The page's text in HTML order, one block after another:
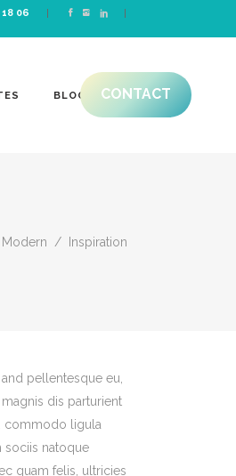
06
BLOG CONTACT
Modern / Inspiration
pellentesque eu,
dis parturient
commodo ligula
sociis natoque
quam felis, ultricies